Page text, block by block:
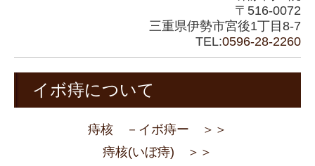
切れ痔について
あな痔について
その他の病気について
〒516-0072
三重県伊勢市宮後1丁目8-7
TEL:0596-28-2260
イボ痔について
痔核 －イボ痔ー ＞＞
痔核(いぼ痔) ＞＞